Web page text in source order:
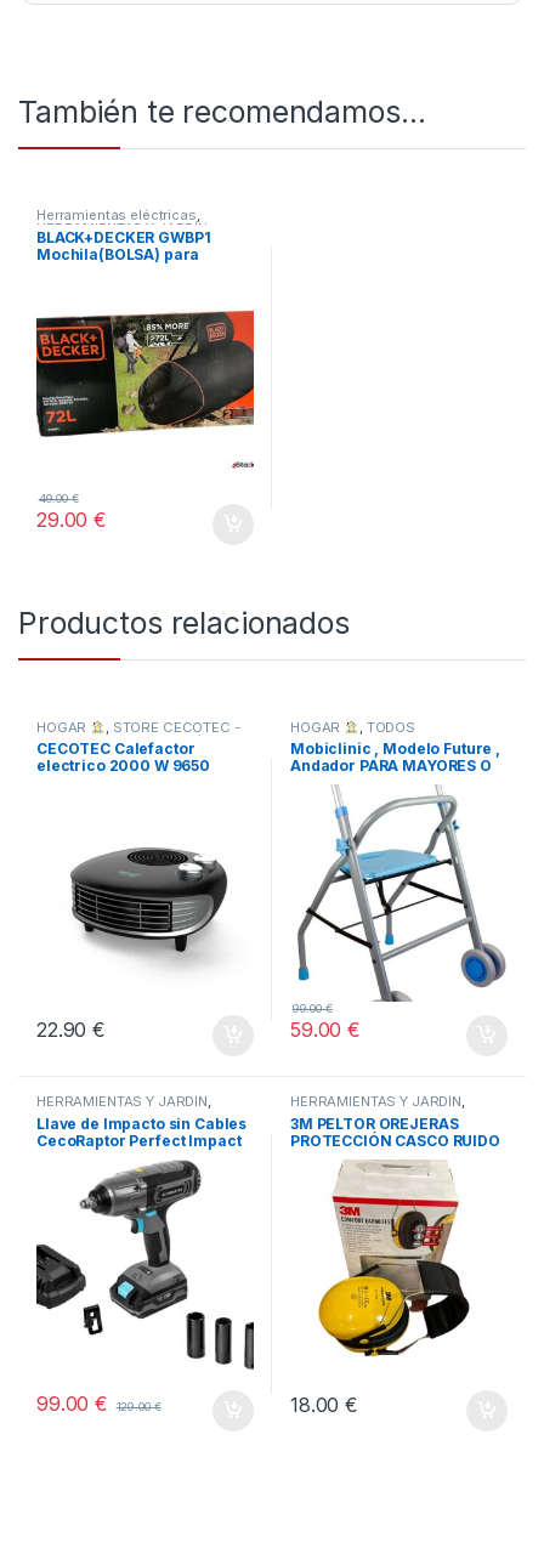
También te recomendamos…
Herramientas eléctricas,
HERRAMIENTAS Y JARDÍN,
TODOS
BLACK+DECKER GWBP1
Mochila(BOLSA) para
29.00€
49.00€
Productos relacionados
HOGAR , STORE CECOTEC -
DISTRIBUIDOR OFICIAL
TODOS
CECOTEC Calefactor
electrico 2000 W 9650
22.90€
HOGAR , TODOS
Mobiclinic , Modelo Future ,
Andador PARA MAYORES O
MINUSVALIDOS
59.00€
99.00€
HERRAMIENTAS Y JARDÍN,
HOGAR
,
STORE CECOTEC -
DISTRIBUIDOR OFICIAL
,
TODOS
Llave de Impacto sin Cables
CecoRaptor Perfect Impact
2020 Ultra CECOTEC
99.00€ 129.00€
HERRAMIENTAS Y JARDÍN,
TODOS
3M PELTOR OREJERAS
PROTECCIÓN CASCO RUIDO
-AMARILLO
18.00€